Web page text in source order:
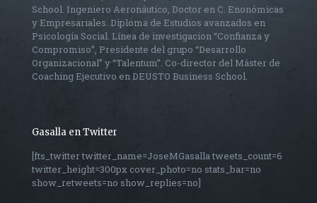
School. Ingeniero Aeronáutico, Doctor en C. Enonómicas
y Empresariales. Diploma de Estudios avanzados en
Psicología Social. Línea de investigacion “Confianza y
Compromiso”, Presidente del grupo “Desarrollo
Organizacional” y “Talentum”. Co-director del Máster de
Coaching Ejecutivo en DEUSTO Business School.
Gasalla en Twitter
[fts_twitter twitter_name=JoseMGasalla tweets_count=6
twitter_height=300px cover_photo=no stats_bar=no
show_retweets=no show_replies=no]